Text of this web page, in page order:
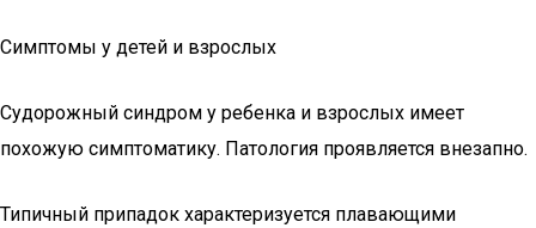
Симптомы у детей и взрослых
Судорожный синдром у ребенка и взрослых имеет
похожую симптоматику. Патология проявляется внезапно.
Типичный припадок характеризуется плавающими